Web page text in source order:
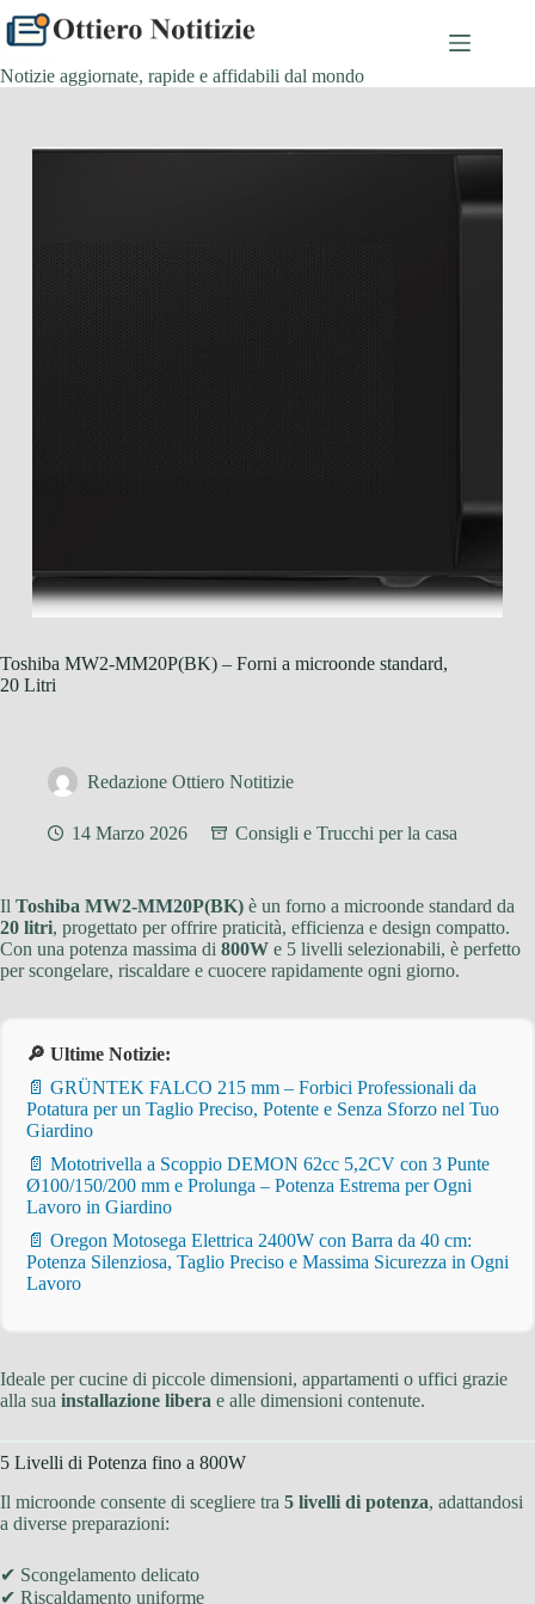
al
contenuto
Notizie aggiornate, rapide e affidabili dal mondo
Toshiba MW2-MM20P(BK) – Forni a microonde standard,
20 Litri
Redazione Ottiero Notitizie
14 Marzo 2026 Consigli e Trucchi per la casa
Il Toshiba MW2-MM20P(BK) è un forno a microonde standard da
20 litri, progettato per offrire praticità, efficienza e design compatto.
Con una potenza massima di 800W e 5 livelli selezionabili, è perfetto
per scongelare, riscaldare e cuocere rapidamente ogni giorno.
🔎 Ultime Notizie:
📄 GRÜNTEK FALCO 215 mm – Forbici Professionali da
Potatura per un Taglio Preciso, Potente e Senza Sforzo nel Tuo
Giardino
📄 Mototrivella a Scoppio DEMON 62cc 5,2CV con 3 Punte
Ø100/150/200 mm e Prolunga – Potenza Estrema per Ogni
Lavoro in Giardino
📄 Oregon Motosega Elettrica 2400W con Barra da 40 cm:
Potenza Silenziosa, Taglio Preciso e Massima Sicurezza in Ogni
Lavoro
Ideale per cucine di piccole dimensioni, appartamenti o uffici grazie
alla sua installazione libera e alle dimensioni contenute.
5 Livelli di Potenza fino a 800W
Il microonde consente di scegliere tra 5 livelli di potenza, adattandosi
a diverse preparazioni:
✔ Scongelamento delicato
✔ Riscaldamento uniforme